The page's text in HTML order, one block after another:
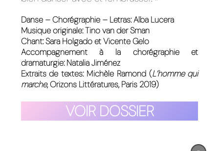
Danse – Chorégraphie – Letras: Alba Lucera
Musique originale: Tino van der Sman
Chant: Sara Holgado et Vicente Gelo
Accompagnement à la chorégraphie et
dramaturgie: Natalia Jiménez
Extraits de textes: Michèle Ramond (L’homme qui
marche, Orizons Littératures, Paris 2019)
VOIR DOSSIER